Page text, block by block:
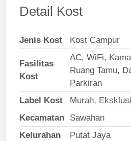
Detail Kost
Jenis Kost Kost Campur
Fasilitas
Kost
AC, WiFi,
Ruang Tamu,
Parkiran
Label Kost
Murah,
Kecamatan
Sawahan
Kelurahan
Putat Jaya